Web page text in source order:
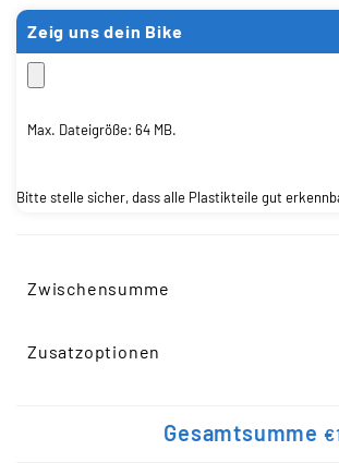
Zeig uns dein Bike
Max. Dateigröße: 64 MB.
Bitte stelle sicher, dass alle Plastikteile gut
Zwischensumme
Zusatzoptionen
Gesamtsumme